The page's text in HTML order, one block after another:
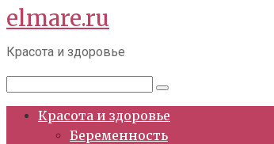
Перейти
к
контенту
elmare.ru
Красота и здоровье
Красота и здоровье
Беременность